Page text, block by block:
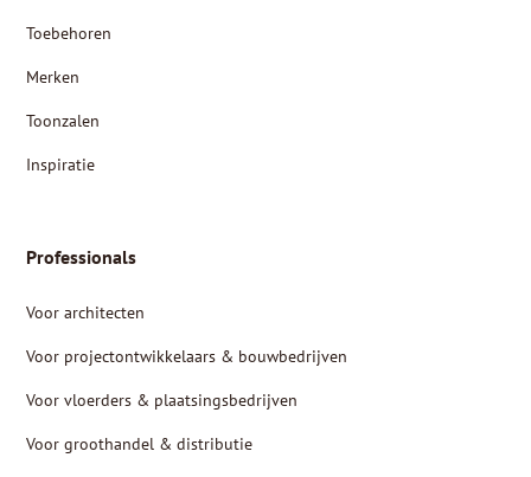
Toebehoren
Merken
Toonzalen
Inspiratie
Professionals
Voor architecten
Voor projectontwikkelaars & bouwbedrijven
Voor vloerders & plaatsingsbedrijven
Voor groothandel & distributie